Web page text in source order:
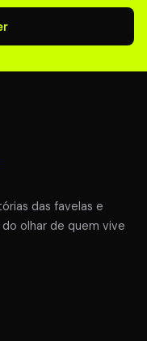
das favelas e
olhar de quem vive